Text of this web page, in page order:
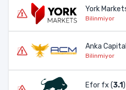
York
Bilinmiyor
Anka
Bilinmiyor
Efor fx (3.1)